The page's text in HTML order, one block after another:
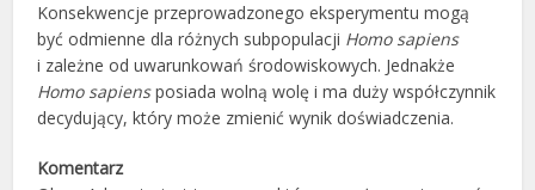
Konsekwencje przeprowadzonego eksperymentu mogą
być odmienne dla różnych subpopulacji Homo sapiens
i zależne od uwarunkowań środowiskowych. Jednakże
Homo sapiensposiada wolną wolę i ma duży współczynnik
decydujący, który może zmienić wynik doświadczenia.
Komentarz